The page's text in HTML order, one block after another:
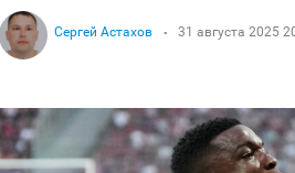
Сергей Астахов 31 августа 2025